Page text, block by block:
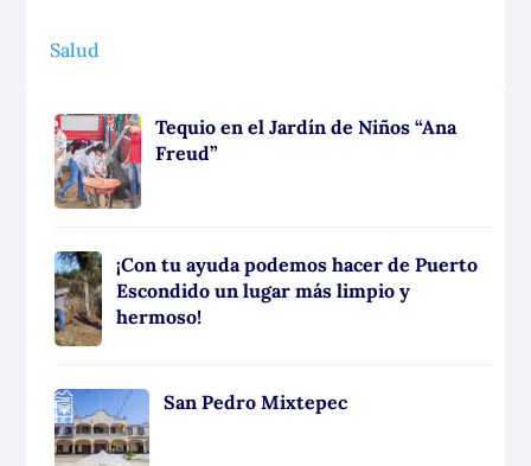
Salud
Tequio en el Jardín de Niños “Ana
Freud”
¡Con tu ayuda podemos hacer de Puerto
Escondido un lugar más limpio y
hermoso!
San Pedro Mixtepec